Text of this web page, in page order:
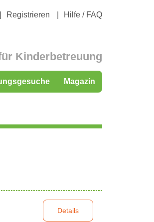
Registrieren Hilfe / FAQ
Kinderbetreuung
Magazin
Details